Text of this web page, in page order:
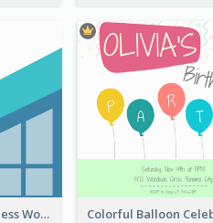
Blue And Pink Business Workshop Learning Invitation